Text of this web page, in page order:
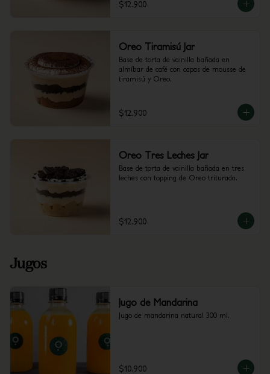
$12.900
Oreo Tiramisú Jar
Base de torta de vainilla bañada en
almíbar de café con capas de mousse de
tiramisú y Oreo.
$12.900
Oreo Tres Leches Jar
Base de torta de vainilla bañada en tres
leches con topping de Oreo triturada.
$12.900
Jugos
Jugo de Mandarina
Jugo de mandarina natural 300 ml.
$10.900